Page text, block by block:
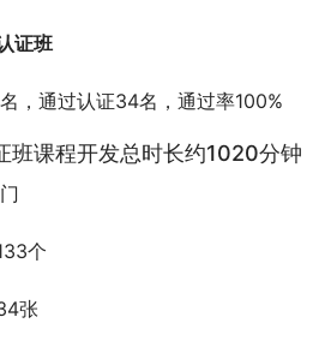
证班
，通过认证34名，通过率100%
班课程开发总时长约1020分钟
个
张